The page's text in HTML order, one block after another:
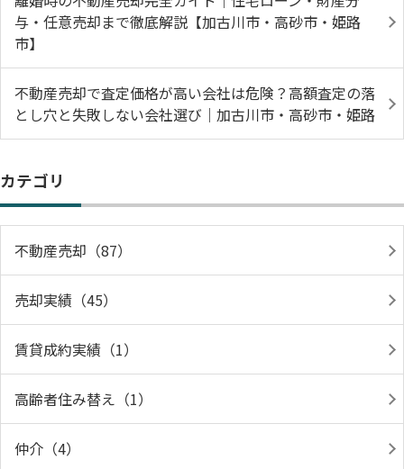
与・任意売却まで徹底解説【加古川市・高砂市・姫路
市】
不動産売却で査定価格が高い会社は危険？高額査定の落
とし穴と失敗しない会社選び｜加古川市・高砂市・姫路
カテゴリ
不動産売却（87）
売却実績（45）
賃貸成約実績（1）
高齢者住み替え（1）
仲介（4）